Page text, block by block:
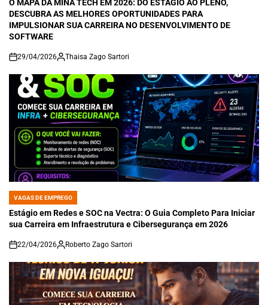
O MAPA DA MINA TECH EM 2026: DO ESTÁGIO AO PLENO,
DESCUBRA AS MELHORES OPORTUNIDADES PARA
IMPULSIONAR SUA CARREIRA NO DESENVOLVIMENTO DE
SOFTWARE
on
29/04/2026 Thaisa Zago Sartori
POSTED
IN
VAGAS DE EMPREGO
Estágio em Redes e SOC na Vectra: O Guia Completo Para Iniciar
sua Carreira em Infraestrutura e Cibersegurança em 2026
on
22/04/2026 Roberto Zago Sartori